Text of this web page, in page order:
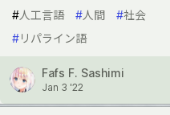
#人工言語 #人間 #社会
#リパライン語
Fafs F. Sashimi
Jan 3 '22